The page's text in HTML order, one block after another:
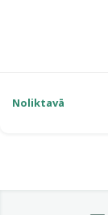
Noliktavā